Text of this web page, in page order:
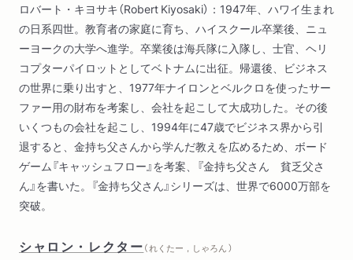
ロバート・キヨサキ（Robert Kiyosaki）：1947年、ハワイ生まれ
の日系四世。教育者の家庭に育ち、ハイスクール卒業後、ニュ
ーヨークの大学へ進学。卒業後は海兵隊に入隊し、士官、ヘリ
コプターパイロットとしてベトナムに出征。帰還後、ビジネス
の世界に乗り出すと、1977年ナイロンとベルクロを使ったサー
ファー用の財布を考案し、会社を起こして大成功した。その後
いくつもの会社を起こし、1994年に47歳でビジネス界から引
退すると、金持ち父さんから学んだ教えを広めるため、ボード
ゲーム『キャッシュフロー』を考案、『金持ち父さん 貧乏父さ
ん』を書いた。『金持ち父さん』シリーズは、世界で6000万部を
突破。
シャロン・レクター（ れくたー，しゃろん ）